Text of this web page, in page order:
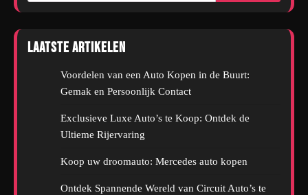
Laatste artikelen
Voordelen van een Auto Kopen in de Buurt:
Gemak en Persoonlijk Contact
Exclusieve Luxe Auto’s te Koop: Ontdek de
Ultieme Rijervaring
Koop uw droomauto: Mercedes auto kopen
Ontdek Spannende Wereld van Circuit Auto’s te